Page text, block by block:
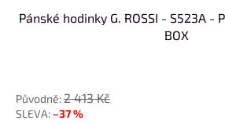
Pánské hodinky G. ROSSI - S523A -
BOX
2 413 Kč
–37 %